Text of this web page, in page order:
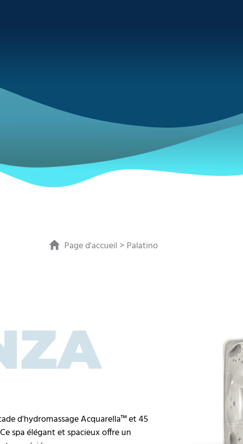
Page d'accueil Palatino
d'hydromassage Acquarella™ et 45
spa élégant et spacieux offre un